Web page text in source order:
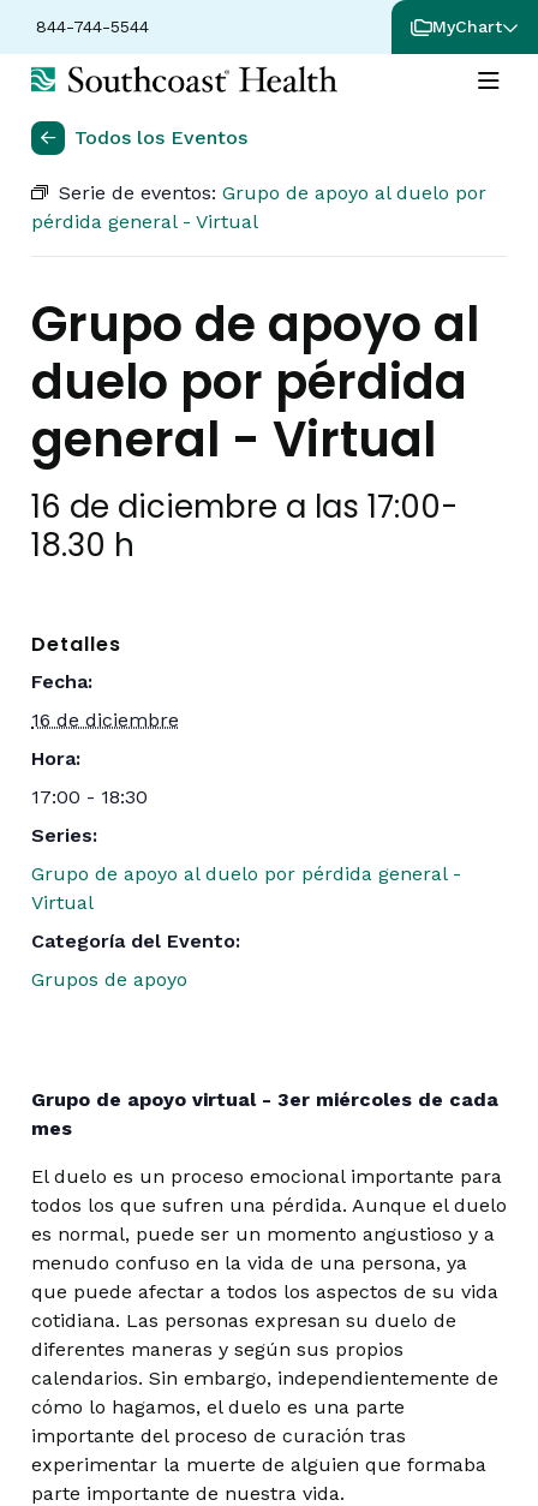
844-744-5544 MyChart
Todos los Eventos
Serie de eventos: Grupo de apoyo al duelo por
pérdida general - Virtual
Grupo de apoyo al
duelo por pérdida
general - Virtual
16 de diciembre a las 17:00-
18.30 h
Detalles
Fecha:
16 de diciembre
Hora:
17:00 - 18:30
Series:
Grupo de apoyo al duelo por pérdida general -
Virtual
Categoría del Evento:
Grupos de apoyo
Grupo de apoyo virtual - 3er miércoles de cada
mes
El duelo es un proceso emocional importante para
todos los que sufren una pérdida. Aunque el duelo
es normal, puede ser un momento angustioso y a
menudo confuso en la vida de una persona, ya
que puede afectar a todos los aspectos de su vida
cotidiana. Las personas expresan su duelo de
diferentes maneras y según sus propios
calendarios. Sin embargo, independientemente de
cómo lo hagamos, el duelo es una parte
importante del proceso de curación tras
experimentar la muerte de alguien que formaba
parte importante de nuestra vida.